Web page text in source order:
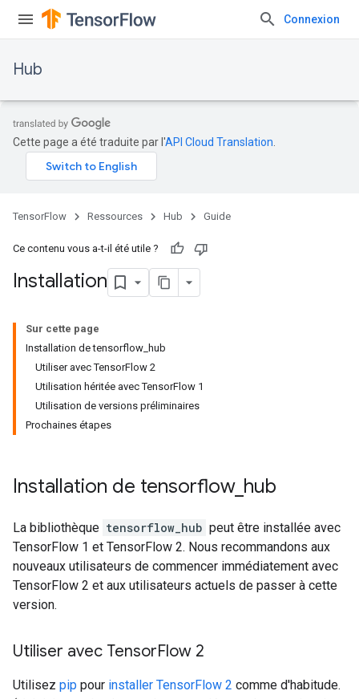
Connexion
Hub
Cette page a été traduite par l'API Cloud Translation
TensorFlow Ressources Hub Guide
Ce contenu vous a-t-il été utile ?
Installation
Sur cette page
Installation de tensorflow_hub
Utiliser avec TensorFlow 2
Utilisation héritée avec TensorFlow 1
Utilisation de versions préliminaires
Prochaines étapes
Installation de tensorflow_ hub
La bibliothèque tensorflow_hub peut être installée avec
TensorFlow 1 et TensorFlow 2. Nous recommandons aux
nouveaux utilisateurs de commencer immédiatement avec
TensorFlow 2 et aux utilisateurs actuels de passer à cette
version.
Utiliser avec TensorFlow 2
Utilisez pip pour installer TensorFlow 2 comme d'habitude.